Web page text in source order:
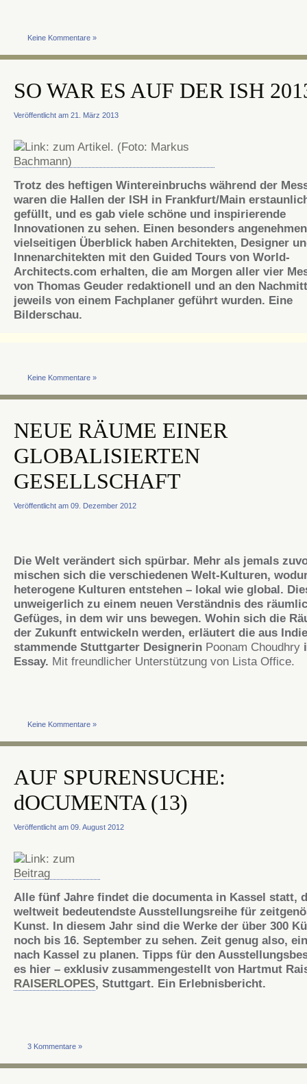
Keine Kommentare »
SO WAR ES AUF DER ISH
Veröffentlicht am 21. März 2013
Trotz des heftigen Wintereinbruchs während der
waren die Hallen der ISH in Frankfurt/Main
gefüllt, und es gab viele schöne und inspirierende
Innovationen zu sehen. Einen besonders
vielseitigen Überblick haben Architekten, Designer
Innenarchitekten mit den Guided Tours von World-
Architects.com erhalten, die am Morgen aller vier
von Thomas Geuder redaktionell und an den
jeweils von einem Fachplaner geführt wurden. Eine
Bilderschau.
Keine Kommentare »
NEUE RÄUME EINER
GLOBALISIERTEN
GESELLSCHAFT
Veröffentlicht am 09. Dezember 2012
Die Welt verändert sich spürbar. Mehr als jemals
mischen sich die verschiedenen Welt-Kulturen,
heterogene Kulturen entstehen – lokal wie global.
unweigerlich zu einem neuen Verständnis des
Gefüges, in dem wir uns bewegen. Wohin sich die
der Zukunft entwickeln werden, erläutert die aus
stammende Stuttgarter Designerin Poonam Choudhry
Essay. Mit freundlicher Unterstützung von Lista Office.
Keine Kommentare »
AUF SPURENSUCHE:
dOCUMENTA (13)
Veröffentlicht am 09. August 2012
Alle fünf Jahre findet die documentain Kassel statt,
weltweit bedeutendste Ausstellungsreihe für
Kunst. In diesem Jahr sind die Werke der über 300
noch bis 16. September zu sehen. Zeit genug also,
nach Kassel zu planen. Tipps für den
es hier – exklusiv zusammengestellt von Hartmut
RAISERLOPES, Stuttgart. Ein Erlebnisbericht.
3 Kommentare »